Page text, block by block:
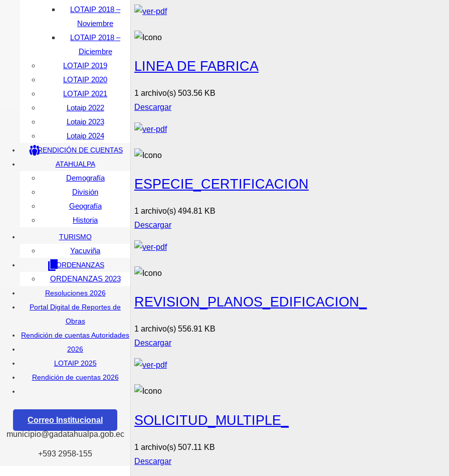
LOTAIP 2018 –
Noviembre
LOTAIP 2018 –
Diciembre
LOTAIP 2019
LOTAIP 2020
LOTAIP 2021
Lotaip 2022
Lotaip 2023
Lotaip 2024
RENDICIÓN DE CUENTAS
ATAHUALPA
Demografía
División
Geografía
Historia
TURISMO
Yacuviña
ORDENANZAS
ORDENANZAS 2023
Resoluciones 2026
Portal Digital de Reportes de
Obras
Rendición de cuentas Autoridades
2026
LOTAIP 2025
Rendición de cuentas 2026
Correo Institucional
municipio@gadatahualpa.gob.ec
+593 2958-155
LINEA DE FABRICA
1 archivo(s) 503.56 KB
Descargar
ESPECIE_CERTIFICACION
1 archivo(s) 494.81 KB
Descargar
REVISION_PLANOS_EDIFICACION_
1 archivo(s) 556.91 KB
Descargar
SOLICITUD_MULTIPLE_
1 archivo(s) 507.11 KB
Descargar